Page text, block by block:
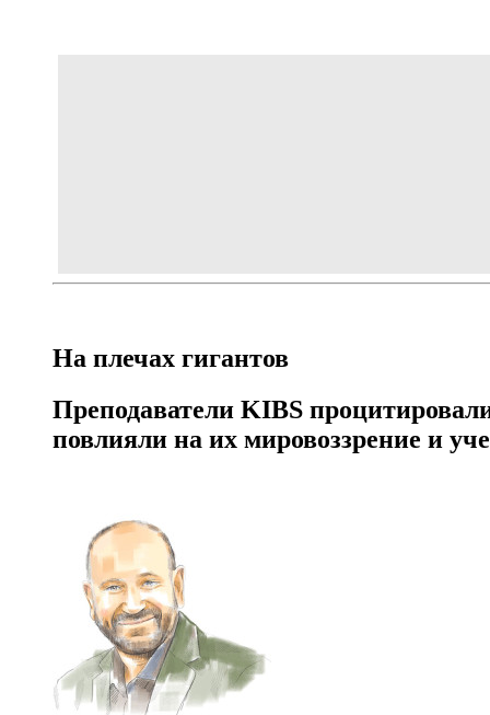
На плечах гигантов
Преподаватели KIBS
повлияли на их мировоззрение и